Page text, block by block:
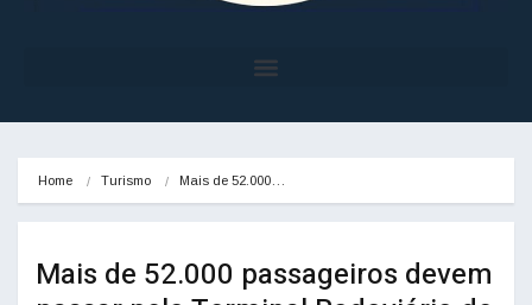
Home Turismo Mais de 52.000…
Mais de 52.000 passageiros devem